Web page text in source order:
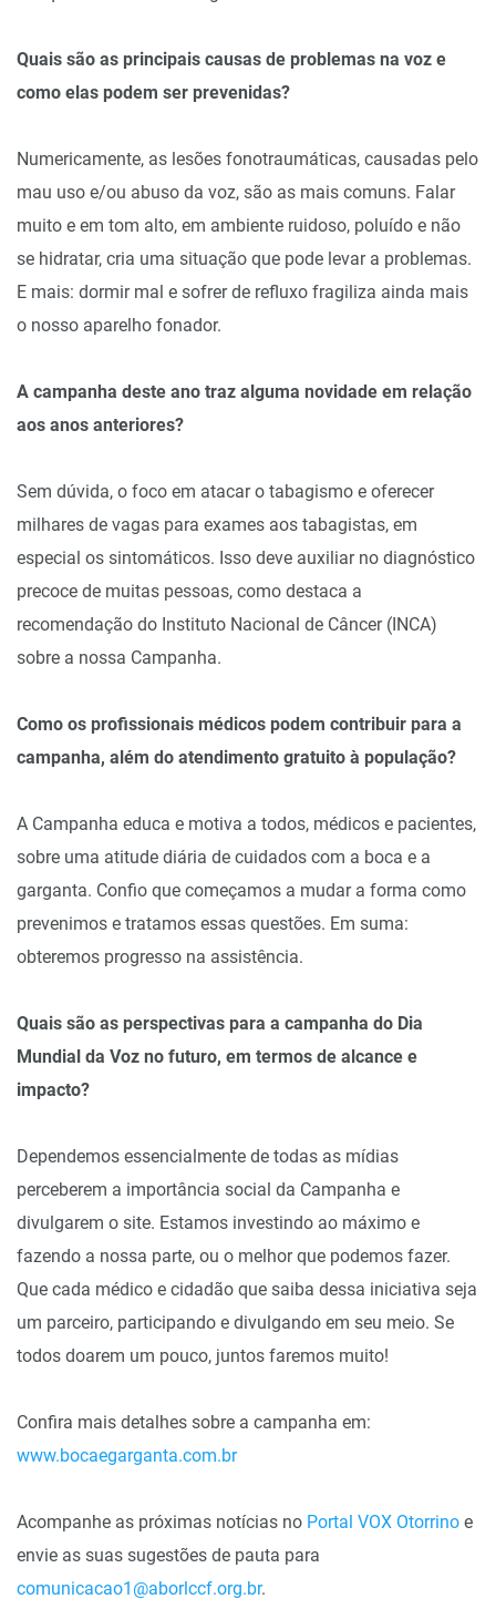
Quais são as principais causas de problemas na voz e
como elas podem ser prevenidas?
Numericamente, as lesões fonotraumáticas, causadas pelo
mau uso e/ou abuso da voz, são as mais comuns. Falar
muito e em tom alto, em ambiente ruidoso, poluído e não
se hidratar, cria uma situação que pode levar a problemas.
E mais: dormir mal e sofrer de refluxo fragiliza ainda mais
o nosso aparelho fonador.
A campanha deste ano traz alguma novidade em relação
aos anos anteriores?
Sem dúvida, o foco em atacar o tabagismo e oferecer
milhares de vagas para exames aos tabagistas, em
especial os sintomáticos. Isso deve auxiliar no diagnóstico
precoce de muitas pessoas, como destaca a
recomendação do Instituto Nacional de Câncer (INCA)
sobre a nossa Campanha.
Como os profissionais médicos podem contribuir para a
campanha, além do atendimento gratuito à população?
A Campanha educa e motiva a todos, médicos e pacientes,
sobre uma atitude diária de cuidados com a boca e a
garganta. Confio que começamos a mudar a forma como
prevenimos e tratamos essas questões. Em suma:
obteremos progresso na assistência.
Quais são as perspectivas para a campanha do Dia
Mundial da Voz no futuro, em termos de alcance e
impacto?
Dependemos essencialmente de todas as mídias
perceberem a importância social da Campanha e
divulgarem o site. Estamos investindo ao máximo e
fazendo a nossa parte, ou o melhor que podemos fazer.
Que cada médico e cidadão que saiba dessa iniciativa seja
um parceiro, participando e divulgando em seu meio. Se
todos doarem um pouco, juntos faremos muito!
Confira mais detalhes sobre a campanha em:
www.bocaegarganta.com.br
Acompanhe as próximas notícias no Portal VOX Otorrino e
envie as suas sugestões de pauta para
comunicacao1@aborlccf.org.br.